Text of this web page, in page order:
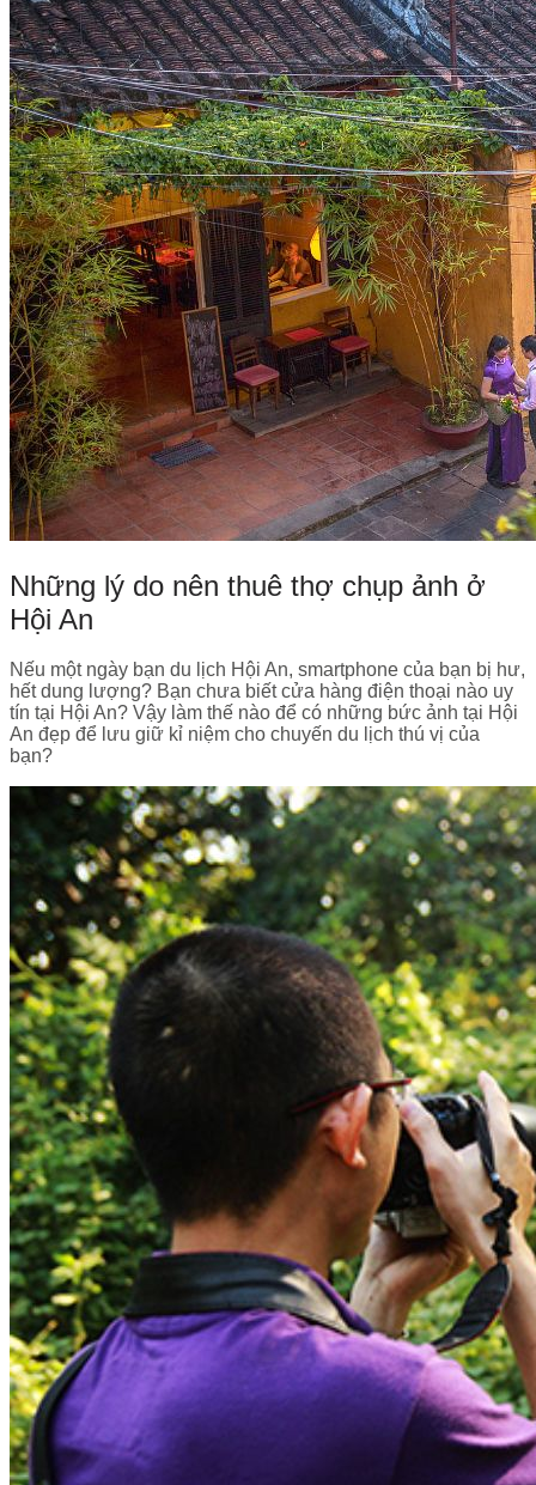
Những lý do nên thuê thợ chụp ảnh ở
Hội An
Nếu một ngày bạn du lịch Hội An, smartphone của bạn bị hư,
hết dung lượng? Bạn chưa biết cửa hàng điện thoại nào uy
tín tại Hội An? Vậy làm thế nào để có những bức ảnh tại Hội
An đẹp để lưu giữ kỉ niệm cho chuyến du lịch thú vị của
bạn?